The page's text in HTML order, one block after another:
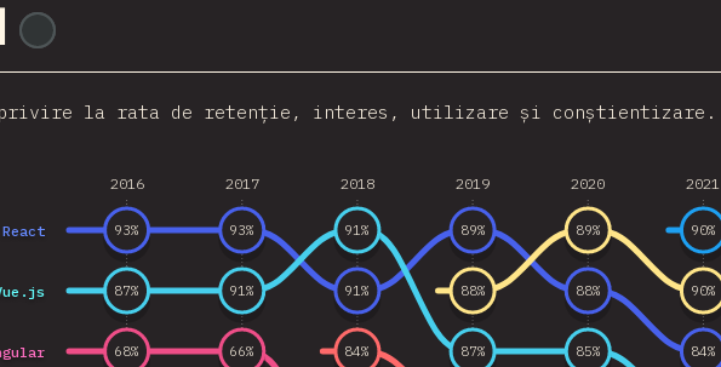
privire la rata de retenție, interes, utilizare și conștientizare.
2016 2017 2018 2019 2020 2021
React 93% 93%
91%
89%
88%
84%
87% 91%
91%
87% 85%
68% 66% 84%
88%
89%
90%
90%